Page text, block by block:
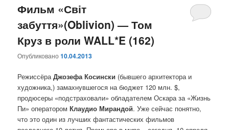
Фильм «Світ
забуття»(Oblivion) — Том
Круз в роли WALL*E (162)
Опубликовано10.04.2013
РежиссёраДжозефа Косински (бывшего архитектора и
художника,) замахнувшегося на бюджет 120 млн. $,
продюсеры «подстраховали» обладателем Оскара за «Жизнь
Пи» операторомКлаудио Мирандой. Уже сейчас понятно,
что это один из лучших фантастических фильмов